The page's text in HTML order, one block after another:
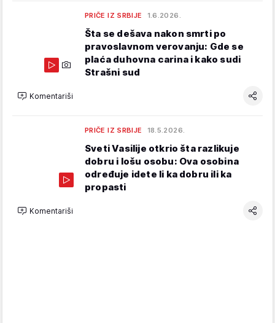
PRIČE IZ SRBIJE 1.6.2026.
Šta se dešava nakon smrti po
pravoslavnom verovanju: Gde se
plaća duhovna carina i kako sudi
Strašni sud
Komentariši
PRIČE IZ SRBIJE 18.5.2026.
Sveti Vasilije otkrio šta razlikuje
dobru i lošu osobu: Ova osobina
određuje idete li ka dobru ili ka
propasti
Komentariši